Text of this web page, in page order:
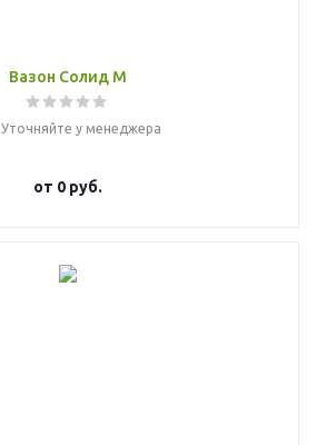
Вазон Солид M
Уточняйте у менеджера
от 0 руб.